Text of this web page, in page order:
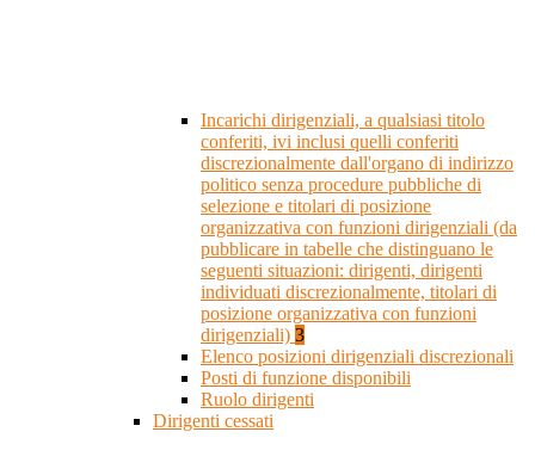
Incarichi dirigenziali, a qualsiasi titolo
conferiti, ivi inclusi quelli conferiti
discrezionalmente dall'organo di indirizzo
politico senza procedure pubbliche di
selezione e titolari di posizione
organizzativa con funzioni dirigenziali (da
pubblicare in tabelle che distinguano le
seguenti situazioni: dirigenti, dirigenti
individuati discrezionalmente, titolari di
posizione organizzativa con funzioni
dirigenziali) 3
Elenco posizioni dirigenziali discrezionali
Posti di funzione disponibili
Ruolo dirigenti
Dirigenti cessati